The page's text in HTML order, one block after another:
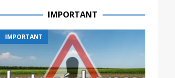
IMPORTANT
IMPORTANT